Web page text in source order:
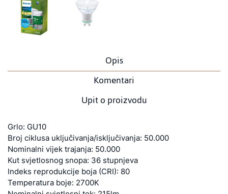
Opis
Komentari
Upit o proizvodu
Grlo: GU10
Broj ciklusa uključivanja/isključivanja: 50.000
Nominalni vijek trajanja: 50.000
Kut svjetlosnog snopa: 36 stupnjeva
Indeks reprodukcije boja (CRI): 80
Temperatura boje: 2700K